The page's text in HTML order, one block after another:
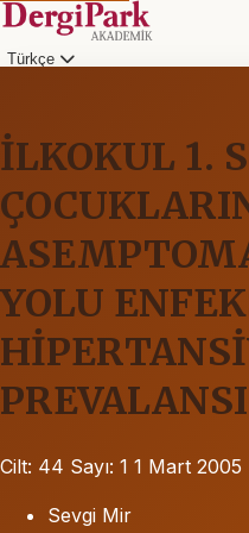
Türkçe
İLKOKUL 1.
YOLU
PREVALANSI
Cilt: 44 Sayı: 1 1 Mart 2005
Sevgi Mir